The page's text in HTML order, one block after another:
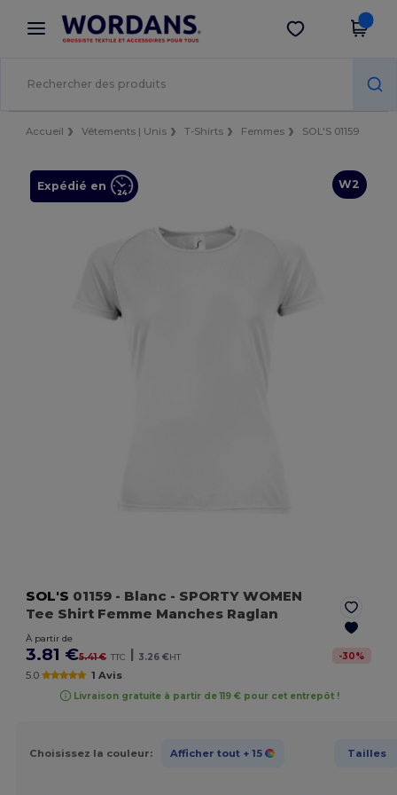
× Appli Wordans
Meilleurs prix sur l’app !
Obtenir l'appli
Accueil Vêtements | Unis T-Shirts Femmes SOL'S 01159
W2
Expédié en
SOL'S 01159 - Blanc - SPORTY WOMEN
Tee Shirt Femme Manches Raglan
À partir de
3.81 €5.41 € TTC | 3.26 €HT -30%
5.0 1 Avis
Livraison gratuite à partir de 119 € pour cet entrepôt !
Choisissez la couleur: Afficher tout + 15 Tailles